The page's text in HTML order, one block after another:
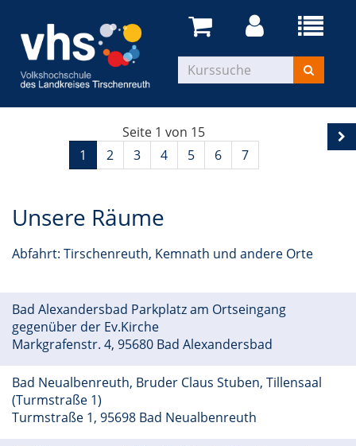
Seite 1 von 15
1
2 3 4 5 6 7
Unsere Räume
Abfahrt: Tirschenreuth, Kemnath und andere Orte
Bad Alexandersbad Parkplatz am Ortseingang
gegenüber der Ev.Kirche
Markgrafenstr. 4, 95680 Bad Alexandersbad
Bad Neualbenreuth, Bruder Claus Stuben, Tillensaal
(Turmstraße 1)
Turmstraße 1, 95698 Bad Neualbenreuth